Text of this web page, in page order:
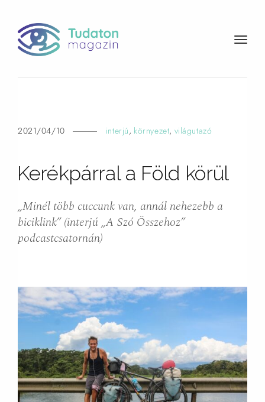
t
2021/04/10 interjú, környezet, világutazó
Kerékpárral a Föld körül
„Minél több cuccunk van, annál nehezebb a
biciklink” (interjú „A Szó Összehoz”
podcastcsatornán)